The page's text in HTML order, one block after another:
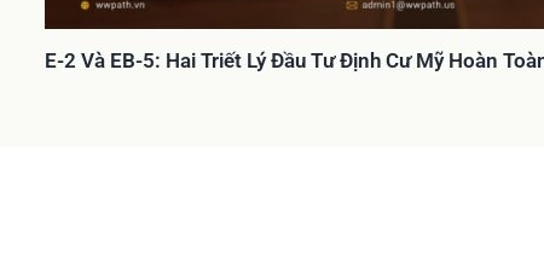
E-2 Và EB-5: Hai Triết Lý Đầu Tư Định Cư Mỹ Hoàn